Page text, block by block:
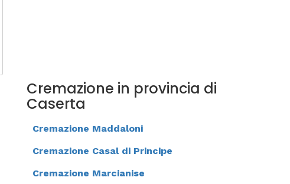
Cremazione in provincia di
Caserta
Cremazione Maddaloni
Cremazione Casal di Principe
Cremazione Marcianise